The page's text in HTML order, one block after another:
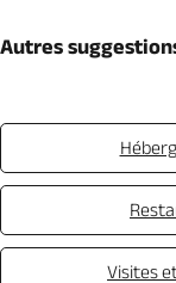
Autres
Visites